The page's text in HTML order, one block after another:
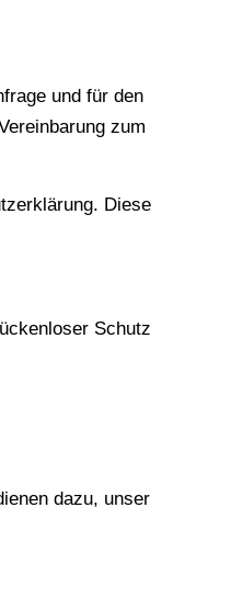
und für den
zum
Diese
Schutz
dazu, unser